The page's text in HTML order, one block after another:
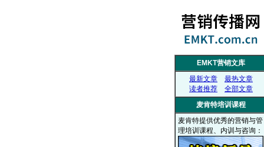
EMKT营销文库
最新文章
最热文章
读者推荐
全部文章
麦肯特培训课程
麦肯特提供优秀的营销与管
理培训课程、内训与咨询：